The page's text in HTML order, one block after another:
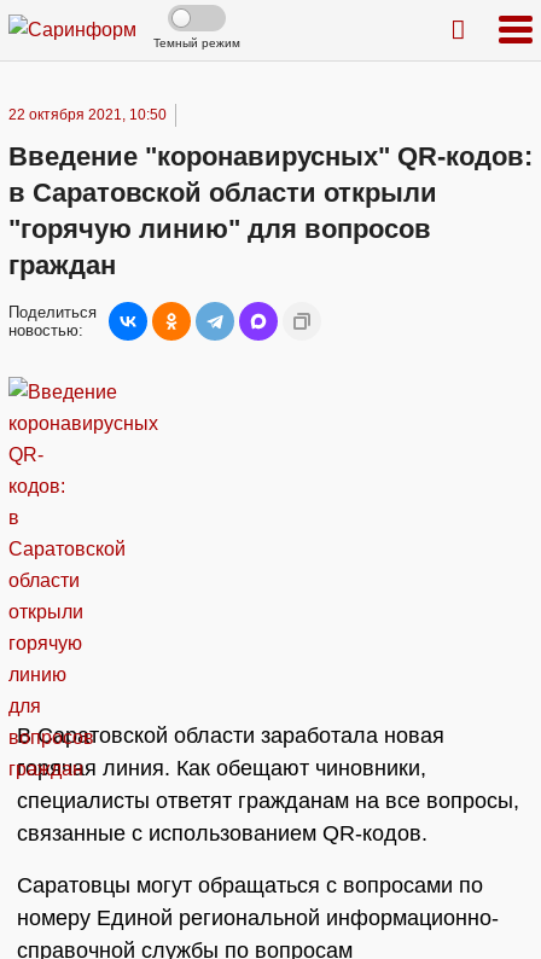
Темный режим
22 октября 2021, 10:50
Введение "коронавирусных" QR-кодов:
в Саратовской области открыли
"горячую линию" для вопросов
граждан
Поделиться
новостью:
В Саратовской области заработала новая
горячая линия. Как обещают чиновники,
специалисты ответят гражданам на все вопросы,
связанные с использованием QR-кодов.
Саратовцы могут обращаться с вопросами по
номеру Единой региональной информационно-
справочной службы по вопросам